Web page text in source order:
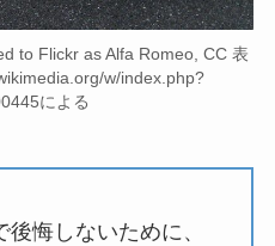
to Flickr as Alfa Romeo, CC 表
w/index.php?
による
悔しないために、